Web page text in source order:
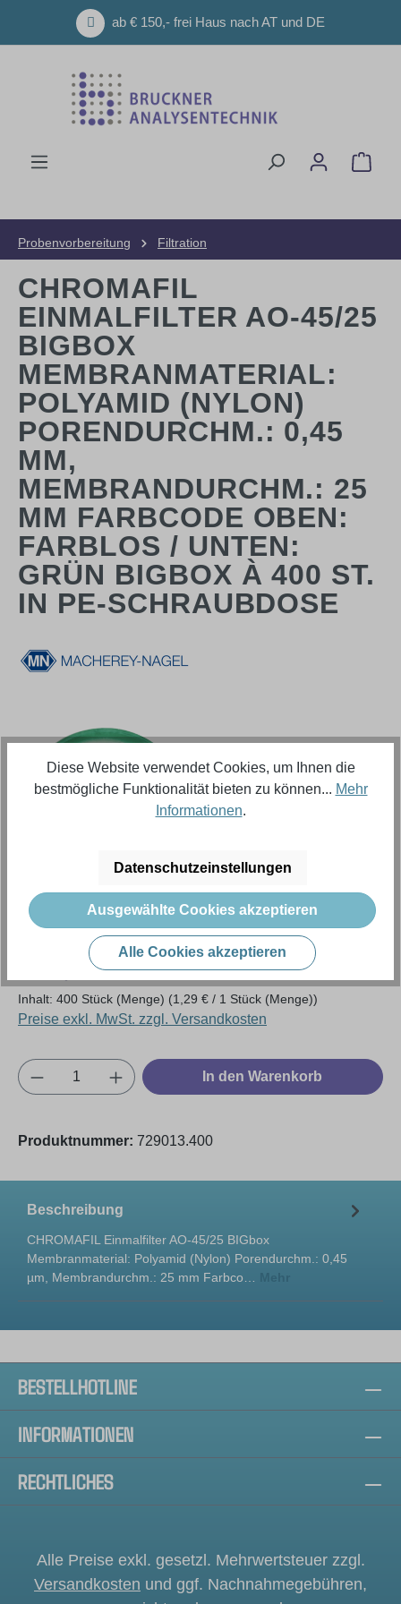
Zum Hauptinhalt springenab € 150,- frei Haus nach AT und DE
Probenvorbereitung Filtration
CHROMAFIL
EINMALFILTER AO-45/25
BIGBOX
MEMBRANMATERIAL:
POLYAMID (NYLON)
PORENDURCHM.: 0,45
ΜM,
MEMBRANDURCHM.: 25
MM FARBCODE OBEN:
FARBLOS / UNTEN:
GRÜN BIGBOX À 400 ST.
IN PE-SCHRAUBDOSE
Regulärer Preis:
515,00 €
Inhalt: 400 Stück (Menge) (1,29 € / 1 Stück (Menge))
Preise exkl. MwSt. zzgl. Versandkosten
Produkt Anzahl: Gib den gewünschten
In den Warenkorb
Produktnummer: 729013.400
Beschreibung
CHROMAFIL Einmalfilter AO-45/25 BIGbox
Membranmaterial: Polyamid (Nylon) Porendurchm.: 0,45
µm, Membrandurchm.: 25 mm Farbco…
BESTELLHOTLINE
INFORMATIONEN
RECHTLICHES
Alle Preise exkl. gesetzl. Mehrwertsteuer zzgl.
Versandkosten und ggf. Nachnahmegebühren,
Diese Website verwendet Cookies, um Ihnen die
bestmögliche Funktionalität bieten zu können... Mehr
Informationen.
Datenschutzeinstellungen
Ausgewählte Cookies akzeptieren
Alle Cookies akzeptieren